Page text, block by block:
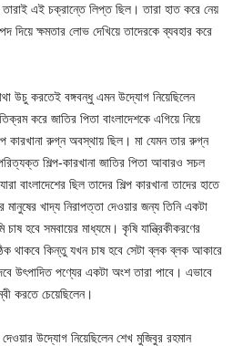
তারাই এই চক্রান্তে লিপ্ত ছিল। তারা হাত করে নেয়
দিয়ে ক্ষমতার লোভ দেখিয়ে তাদেরকে ব্যবহার করে
উচু করতেই বঙ্গবন্ধু এমন উদ্যোগ নিয়েছিলেন
করে জাতির পিতা বাংলাদেশকে এগিয়ে নিয়ে
কারখানা রুগ্ন অবস্থায় ছিল। মা যেমন তার রুগ্ন
শিল্প-কারখানা জাতির পিতা আবারও সচল
বাংলাদেশের ছিল তাদের শিল্প কারখানা তাদের হাতে
মানুষের খাদ্য নিরাপত্তা দেওয়ার জন্য তিনি একটা
হবে সমবায়ের মাধ্যমে। কৃষি যান্ত্রিকীকরণের
থাকবে কিন্তু যখন চাষ হবে সেটা ব্লক ব্লক আকারে
উৎপাদিত পণ্যের একটা অংশ তারা পাবে। এভাবে
করতে চেয়েছিলেন।
উদ্যোগ নিয়েছিলেন শেখ মুজিবুর রহমান